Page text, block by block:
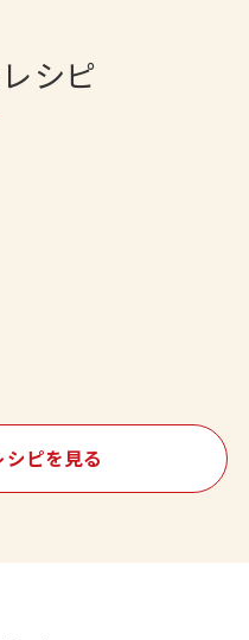
シピ
ピを見る